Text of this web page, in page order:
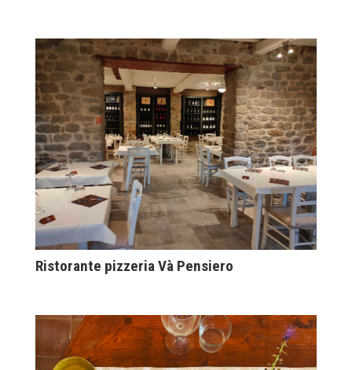
Ristorante pizzeria Và Pensiero